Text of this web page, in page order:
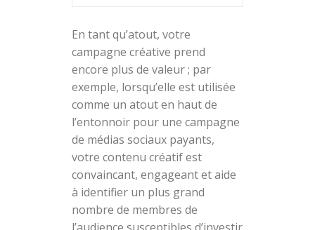
En tant qu’atout, votre
campagne créative prend
encore plus de valeur ; par
exemple, lorsqu’elle est utilisée
comme un atout en haut de
l’entonnoir pour une campagne
de médias sociaux payants,
votre contenu créatif est
convaincant, engageant et aide
à identifier un plus grand
nombre de membres de